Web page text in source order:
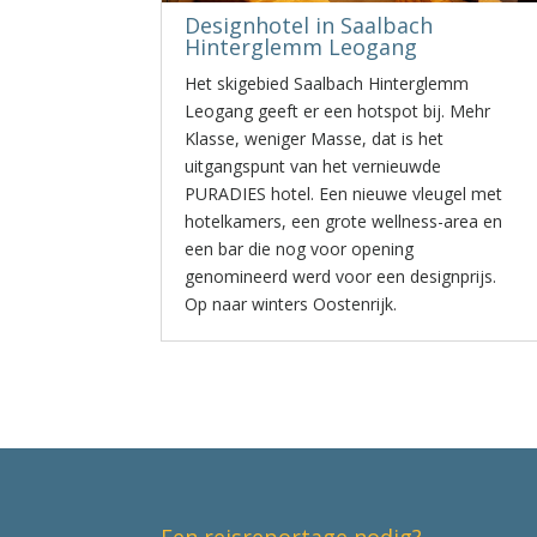
Designhotel in Saalbach
Hinterglemm Leogang
Het skigebied Saalbach Hinterglemm
Leogang geeft er een hotspot bij. Mehr
Klasse, weniger Masse, dat is het
uitgangspunt van het vernieuwde
PURADIES hotel. Een nieuwe vleugel met
hotelkamers, een grote wellness-area en
een bar die nog voor opening
genomineerd werd voor een designprijs.
Op naar winters Oostenrijk.